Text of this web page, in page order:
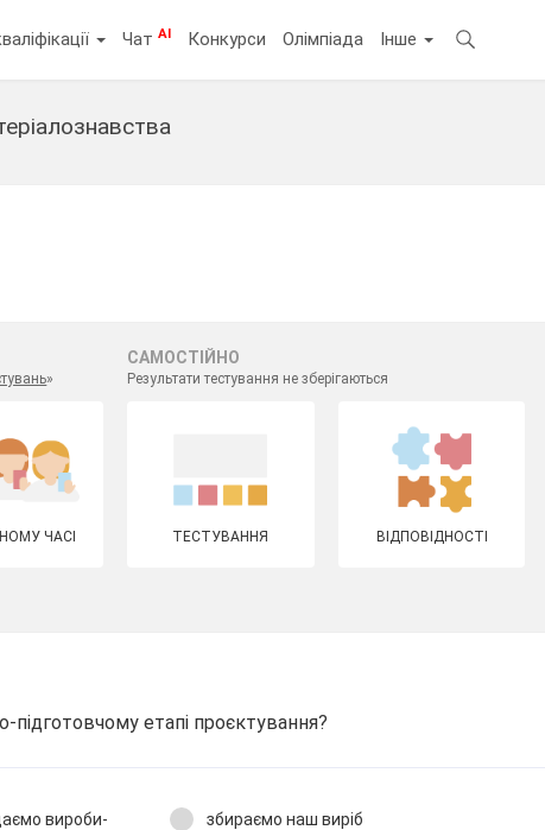
ЧатAI Конкурси Олімпіада Інше
»
САМОСТІЙНО
Результати тестування не зберігаються
ЧАСІ ТЕСТУВАННЯ ВІДПОВІДНОСТІ
підготовчому етапі проєктування?
вироби-
збираємо наш виріб